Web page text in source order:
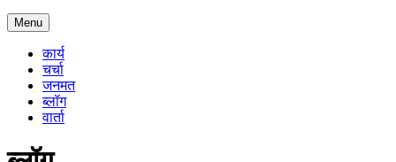
Menu
कार्य
चर्चा
जनमत
ब्लॉग
वार्ता